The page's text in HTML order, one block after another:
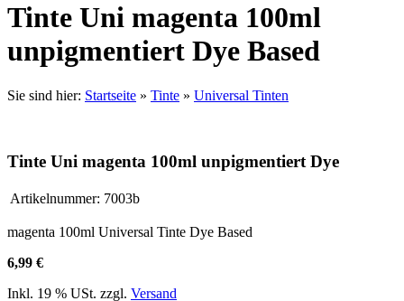
Tinte Uni magenta 100ml
unpigmentiert Dye Based
Sie sind hier: Startseite » Tinte » Universal Tinten
Tinte Uni magenta 100ml unpigmentiert Dye
Artikelnummer: 7003b
magenta 100ml Universal Tinte Dye Based
6,99 €
Inkl. 19 % USt. zzgl. Versand